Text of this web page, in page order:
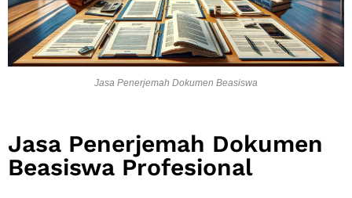
Jasa Penerjemah Dokumen Beasiswa
Jasa Penerjemah Dokumen
Beasiswa Profesional